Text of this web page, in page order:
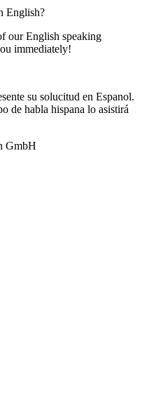
English?
our English speaking
immediately!
su solucitud en Espanol.
de habla hispana lo asistirá
GmbH